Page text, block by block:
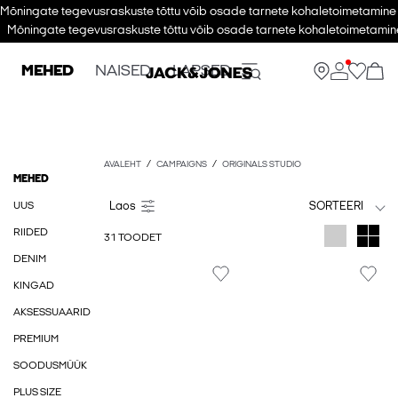
Mõningate tegevusraskuste tõttu võib osade tarnete
Mõningate tegevusraskuste tõttu võib osade tarnete
MEHED NAISED LAPSED
MEHED
UUS
RIIDED
DENIM
KINGAD
AKSESSUAARID
PREMIUM
SOODUSMÜÜK
PLUS SIZE
AVALEHT CAMPAIGNS ORIGINALS STUDIO
SORTEERI
31 TOODET